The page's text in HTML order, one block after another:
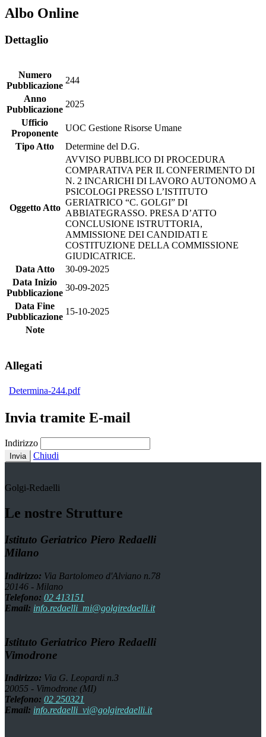
Albo Online
Dettaglio
Numero
Pubblicazione
244
Anno
Pubblicazione
2025
Ufficio
Proponente
UOC Gestione Risorse Umane
Tipo Atto
Determine del D.G.
Oggetto Atto
AVVISO PUBBLICO DI PROCEDURA
COMPARATIVA PER IL CONFERIMENTO DI
N. 2 INCARICHI DI LAVORO AUTONOMO A
PSICOLOGI PRESSO L’ISTITUTO
GERIATRICO “C. GOLGI” DI
ABBIATEGRASSO. PRESA D’ATTO
CONCLUSIONE ISTRUTTORIA,
AMMISSIONE DEI CANDIDATI E
COSTITUZIONE DELLA COMMISSIONE
GIUDICATRICE.
Data Atto
30-09-2025
Data Inizio
Pubblicazione
30-09-2025
Data Fine
Pubblicazione
15-10-2025
Note
Allegati
Determina-244.pdf
Invia tramite E-mail
Indirizzo
Invia Chiudi
Golgi-Redaelli
Le nostre Strutture
Istituto Geriatrico Piero Redaelli
Milano
Indirizzo: Via Bartolomeo d'Alviano n.78
20146 - Milano
Telefono: 02 413151
Email: info.redaelli_mi@golgiredaelli.it
Istituto Geriatrico Piero Redaelli
Vimodrone
Indirizzo: Via G. Leopardi n.3
20055 - Vimodrone (MI)
Telefono: 02 250321
Email: info.redaelli_vi@golgiredaelli.it